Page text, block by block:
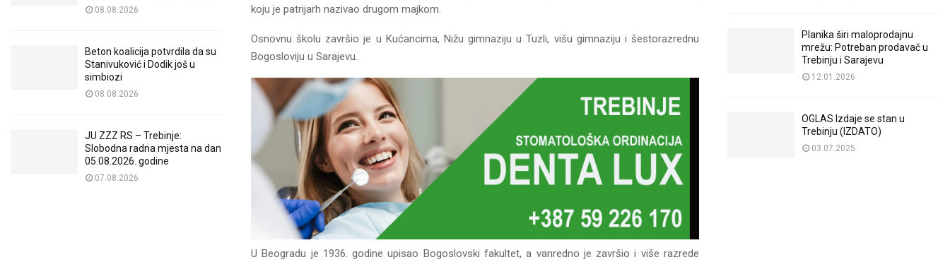
koju je patrijarh nazivao drugom majkom.
Osnovnu školu završio je u Kućancima, Nižu gimnaziju u Tuzli, višu gimnaziju i šestorazrednu
Bogosloviju u Sarajevu.
U Beogradu je 1936. godine upisao Bogoslovski fakultet, a vanredno je završio i više razrede
08.08.2026
Beton koalicija potvrdila da su
Stanivuković i Dodik još u
simbiozi
08.08.2026
JU ZZZ RS – Trebinje:
Slobodna radna mjesta na dan
05.08.2026. godine
07.08.2026
Planika širi maloprodajnu
mrežu: Potreban prodavač u
Trebinju i Sarajevu
12.01.2026
OGLAS Izdaje se stan u
Trebinju (IZDATO)
03.07.2025